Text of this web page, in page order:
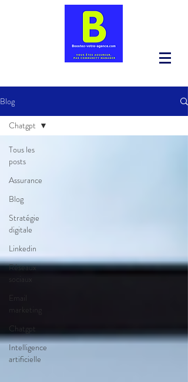
Blog
Tous les
posts
Assurance
Blog
Stratégie
digitale
Linkedin
Réseaux
sociaux
Email
marketing
Chatgpt
Intelligence
artificielle
Chatgpt